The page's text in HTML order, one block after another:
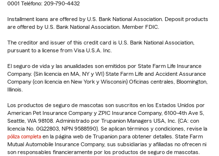
0001 Teléfono: 209-790-4432
Installment loans are offered by U.S. Bank National Association. Deposit products
are offered by U.S. Bank National Association. Member FDIC.
The creditor and issuer of this credit card is U.S. Bank National Association,
pursuant to a license from Visa U.S.A. Inc.
El seguro de vida y las anualidades son emitidos por State Farm Life Insurance
Company. (Sin licencia en MA, NY y WI) State Farm Life and Accident Assurance
Company (con licencia en New York y Wisconsin) Oficinas centrales, Bloomington,
Illinois.
Los productos de seguro de mascotas son suscritos en los Estados Unidos por
American Pet Insurance Company y ZPIC Insurance Company, 6100-4th Ave S,
Seattle, WA 98108. Administrado por Trupanion Managers USA, Inc. (CA: con
licencia No. 0G22803, NPN 9588590). Se aplican términos y condiciones, revise la
póliza completa en la página web de Trupanion para obtener detalles. State Farm
Mutual Automobile Insurance Company, sus subsidiarias y afiliadas no ofrecen ni
son responsables financieramente por los productos de seguro de mascotas.